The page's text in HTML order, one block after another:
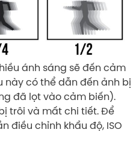
ánh sáng sẽ đến cảm
này có thể dẫn đến ảnh bị
đã lọt vào cảm biến).
trôi và mất chi tiết. Để
điều chỉnh khẩu độ, ISO